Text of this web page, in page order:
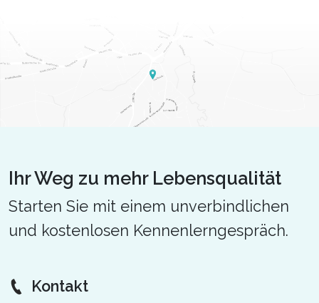
Ihr Weg zu mehr Lebensqualität
Starten Sie mit einem unverbindlichen
und kostenlosen Kennenlerngespräch.
Kontakt